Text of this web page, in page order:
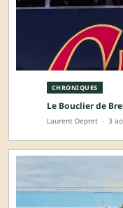
CHRONIQUES
Le Bouclier de
Laurent Depret · 3